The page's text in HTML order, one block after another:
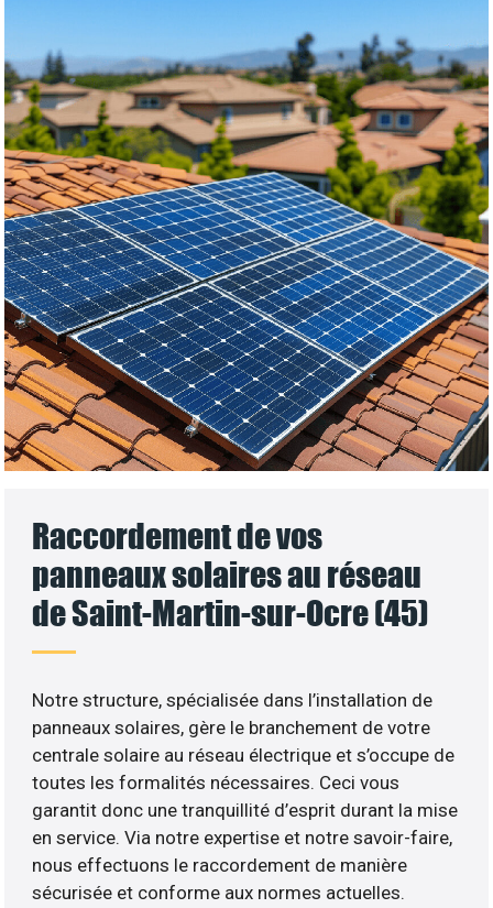
Raccordement de vos
panneaux solaires au réseau
de Saint-Martin-sur-Ocre (45)
Notre structure, spécialisée dans l’installation de
panneaux solaires, gère le branchement de votre
centrale solaire au réseau électrique et s’occupe de
toutes les formalités nécessaires. Ceci vous
garantit donc une tranquillité d’esprit durant la mise
en service. Via notre expertise et notre savoir-faire,
nous effectuons le raccordement de manière
sécurisée et conforme aux normes actuelles.